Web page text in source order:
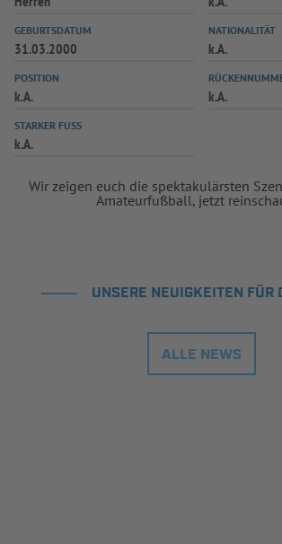
GEBURTSDATUM
31.03.2000
NATIONALITÄT
k.A.
POSITION
k.A. k.A.
STARKER FUSS
k.A.
Wir zeigen euch die spektakulärsten
Amateurfußball, jetzt
UNSERE NEUIGKEITEN FÜR
ALLE NEWS